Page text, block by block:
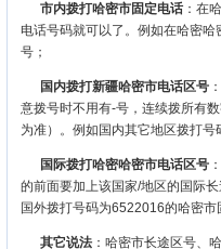
市内拨打哈密市固定电话 ：在
电话号码就可以了。例如在哈密
号；
国内拨打新疆哈密市电话区号
意拨号时不用有-号，连续拨所有
为准）。例如国内其它地区拨打
国际拨打哈密哈密市电话区号
的前面要加上该国家/地区的国际
国外拨打号码为6522016的哈密
其它说法 ：哈密市长途区号、